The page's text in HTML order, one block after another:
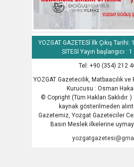
YOZGAT GAZETESİ İlk Çıkış
SİTESİ Yayın başlangıcı :
Tel: +90 (354) 212
YOZGAT Gazetecilik, Matbaacılık ve
Kurucusu : Osman
© Copright (Tüm Hakları Saklıdır.
kaynak gösterilmeden
Gazetemiz, Yozgat Gazeteciler
Basın Meslek ilkelerine